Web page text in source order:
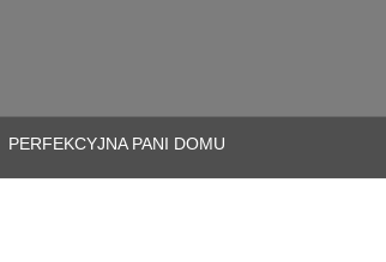
PERFEKCYJNA PANI DOMU